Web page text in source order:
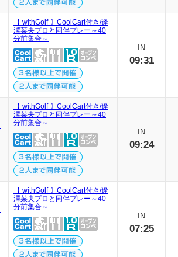
【 withGolf 】CoolCart付き/逢
澤菜央プロと同伴プレー～40
分前集合～
IN
09:31
【 withGolf 】CoolCart付き/逢
澤菜央プロと同伴プレー～40
分前集合～
IN
09:24
【 withGolf 】CoolCart付き/逢
澤菜央プロと同伴プレー～40
分前集合～
IN
07:25